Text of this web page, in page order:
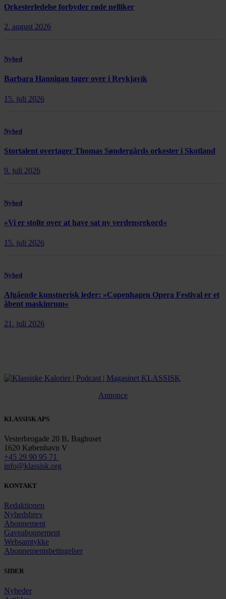
Orkesterledelse forbyder røde nelliker
2. august 2026
Nyhed
Barbara Hannigan tager over i Reykjavík
15. juli 2026
Nyhed
Stortalent overtager Thomas Søndergårds orkester i Skotland
9. juli 2026
Nyhed
»Vi er stolte over at have sat ny verdensrekord«
15. juli 2026
Nyhed
Afgående kunstnerisk leder: »Copenhagen Opera Festival er et
åbent maskinrum«
21. juli 2026
Annonce
KLASSISK APS
Vesterbrogade 20 B, Baghuset
1620 København V
+45 29 90 95 71
info@klassisk.org
KONTAKT
Redaktionen
Nyhedsbrev
Abonnement
Gaveabonnement
Websamtykke
Abonnementsbetingelser
SIDER
Nyheder